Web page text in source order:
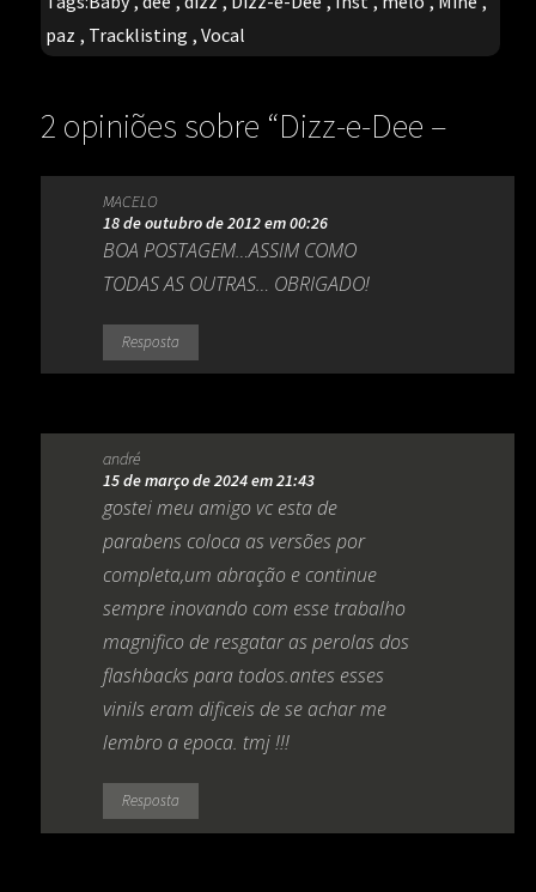
paz , Tracklisting ,Vocal
2 opiniões sobre “Dizz-e-Dee –
Baby be Mine (Melô da paz)”
MACELO
18 de outubro de 2012 em 00:26
BOA POSTAGEM…ASSIM COMO
TODAS AS OUTRAS… OBRIGADO!
Resposta
andré
15 de março de 2024 em 21:43
gostei meu amigo vc esta de
parabens coloca as versões por
completa,um abração e continue
sempre inovando com esse trabalho
magnifico de resgatar as perolas dos
flashbacks para todos.antes esses
vinils eram dificeis de se achar me
lembro a epoca. tmj !!!
Resposta